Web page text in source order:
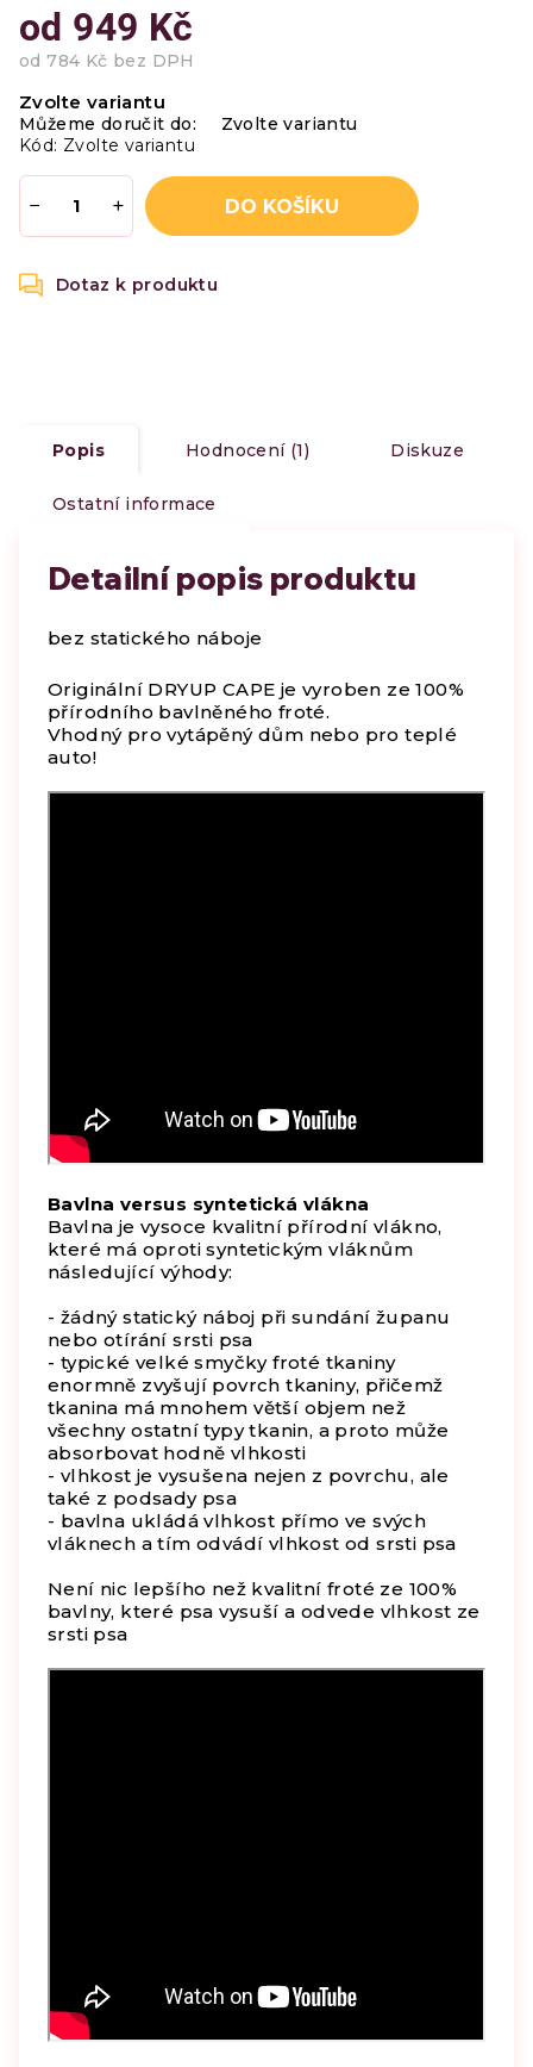
od 949 Kč
od784 Kč bez DPH
cena:
Zvolte variantu
Můžeme doručit do:
Zvolte variantu
Kód: Zvolte variantu
+
− DO KOŠÍKU
Popis Hodnocení (1) Diskuze
Ostatní informace
Detailní popis produktu
bez statického náboje
Originální DRYUP CAPE je vyroben ze 100%
přírodního bavlněného froté.
Vhodný pro vytápěný dům nebo pro teplé
auto!
Bavlna versus syntetická vlákna
Bavlna je vysoce kvalitní přírodní vlákno,
které má oproti syntetickým vláknům
následující výhody:
- žádný statický náboj při sundání županu
nebo otírání srsti psa
- typické velké smyčky froté tkaniny
enormně zvyšují povrch tkaniny, přičemž
tkanina má mnohem větší objem než
všechny ostatní typy tkanin, a proto může
absorbovat hodně vlhkosti
- vlhkost je vysušena nejen z povrchu, ale
také z podsady psa
- bavlna ukládá vlhkost přímo ve svých
vláknech a tím odvádí vlhkost od srsti psa
Není nic lepšího než kvalitní froté ze 100%
bavlny, které psa vysuší a odvede vlhkost ze
srsti psa